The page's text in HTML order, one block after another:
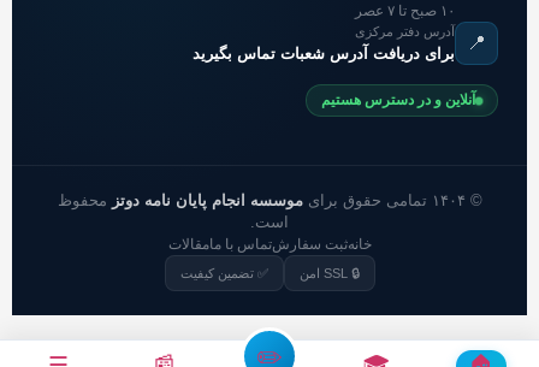
✏️
۱۰ صبح تا ۷ عصر
📍
آدرس دفتر مرکزی
برای دریافت آدرس شعبات تماس بگیرید
آنلاین و در دسترس هستیم
© ۱۴۰۴ تمامی حقوق برای موسسه انجام پایان نامه دوتز
محفوظ
است.
خانهثبت سفارشتماس با مامقالات
🔒 SSL امن ✅ تضمین کیفیت